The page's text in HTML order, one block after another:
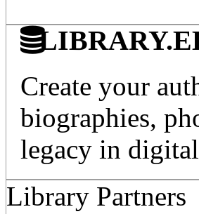
Create your
biographies,
legacy in
Library Partners